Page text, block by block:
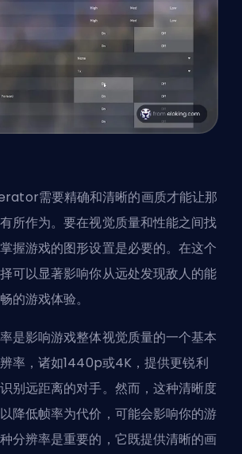
需要精确和清晰的画质才能让那
所作为。要在视觉质量和性能之间找
握游戏的图形设置是必要的。在这个
可以显著影响你从远处发现敌人的能
的游戏体验。
是影响游戏整体视觉质量的一个基本
率，诸如1440p或4K，提供更锐利
别远距离的对手。然而，这种清晰度
降低帧率为代价，可能会影响你的游
分辨率是重要的，它既提供清晰的画